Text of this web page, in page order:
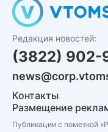
Редакция новостей:
(3822) 902-
Контакты
Размещение
Публикации с пометкой